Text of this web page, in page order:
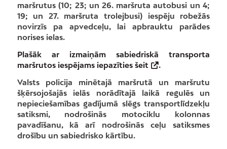
maršrutus (10; 23; un 26. maršruta autobusi un 4;
19; un 27. maršruta trolejbusi) iespēju robežās
novirzīs pa apvedceļu, lai apbrauktu parādes
norises ielas.
Plašāk ar izmaiņām sabiedriskā transporta
maršrutos iespējams iepazīties šeit
.
Valsts policija minētajā maršrutā un maršrutu
šķērsojošajās ielās norādītajā laikā regulēs un
nepieciešamības gadījumā slēgs transportlīdzekļu
satiksmi, nodrošinās motociklu kolonnas
pavadīšanu, kā arī nodrošinās ceļu satiksmes
drošību un sabiedrisko kārtību.